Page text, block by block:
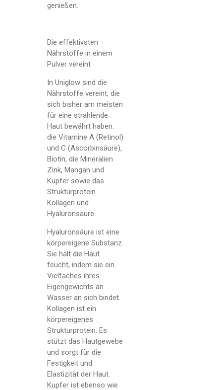
genießen.
Die effektivsten
Nährstoffe in einem
Pulver vereint
In Uniglow sind die
Nährstoffe vereint, die
sich bisher am meisten
für eine strahlende
Haut bewährt haben:
die Vitamine A (Retinol)
und C (Ascorbinsäure),
Biotin, die Mineralien
Zink, Mangan und
Kupfer sowie das
Strukturprotein
Kollagen und
Hyaluronsäure.
Hyaluronsäure ist eine
körpereigene Substanz.
Sie hält die Haut
feucht, indem sie ein
Vielfaches ihres
Eigengewichts an
Wasser an sich bindet.
Kollagen ist ein
körpereigenes
Strukturprotein. Es
stützt das Hautgewebe
und sorgt für die
Festigkeit und
Elastizität der Haut.
Kupfer ist ebenso wie